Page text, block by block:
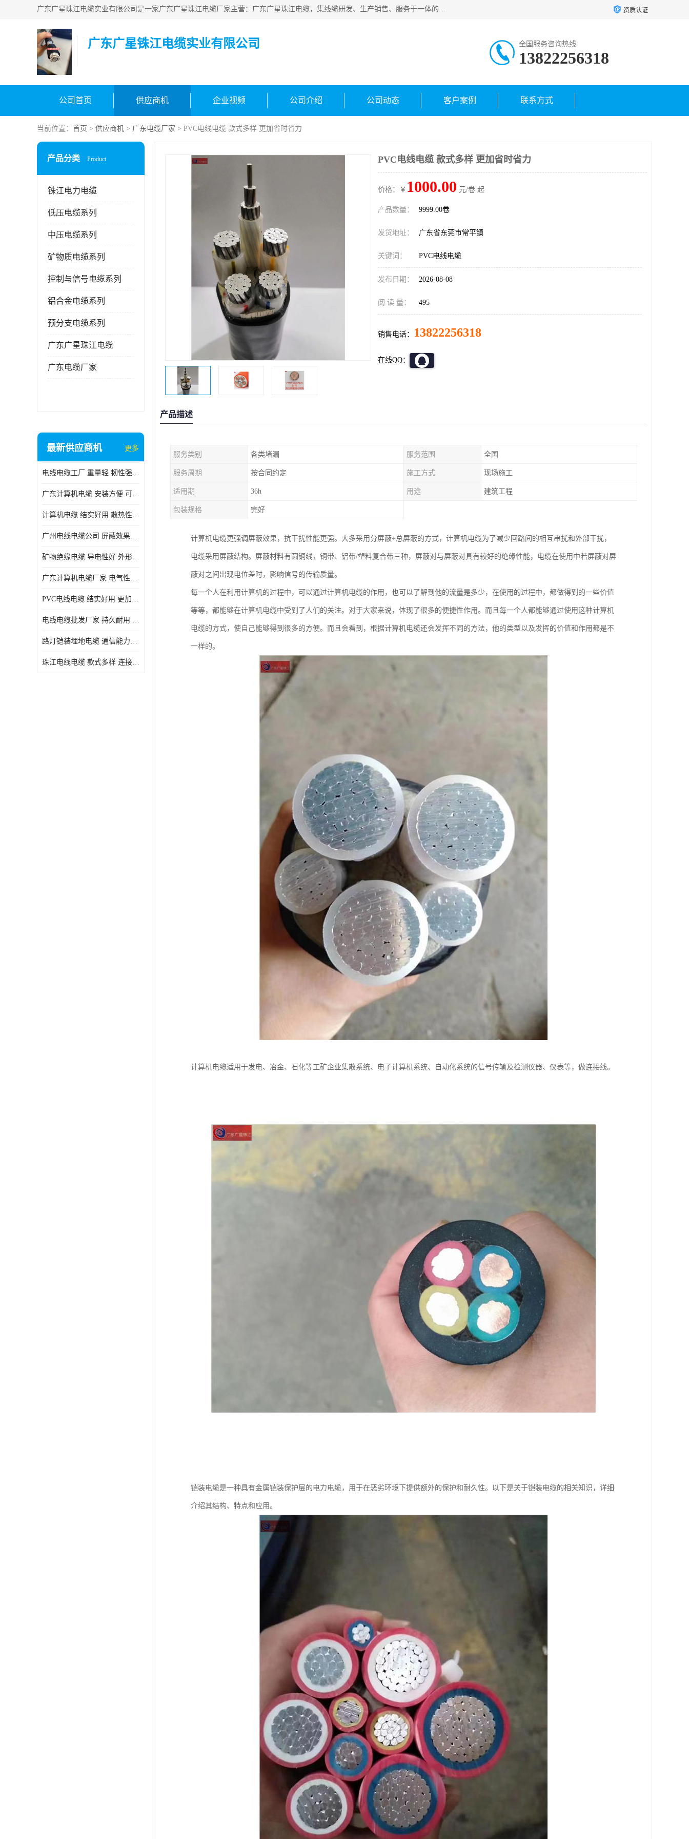
广东广星珠江电缆实业有限公司是一家广东广星珠江电缆厂家主营：广东广星珠江电缆，集线缆研发、生产销售、服务于一体的生产企业。公司自创立以来，确立了“广星珠江电缆，您的一站式采购”的战略发展口号，明确了将广星珠江打造成“线缆产品种类覆盖较广较全、质量较优、服务较好的大型综合性*化生产企业”的发展目标。 资质认证
广东广星铢江电缆实业有限公司 全国服务咨询热线:
13822256318
公司首页 供应商机 企业视频 公司介绍 公司动态 客户案例 联系方式
当前位置： 首页 > 供应商机 > 广东电缆厂家 > PVC电线电缆 款式多样 更加省时省力
产品分类 Product
铢江电力电缆
低压电缆系列
中压电缆系列
矿物质电缆系列
控制与信号电缆系列
铝合金电缆系列
预分支电缆系列
广东广星珠江电缆
广东电缆厂家
最新供应商机 更多
电线电缆工厂 重量轻 韧性强 体积小 连接简单
广东计算机电缆 安装方便 可随意弯曲折叠
计算机电缆 结实好用 散热性良好
广州电线电缆公司 屏蔽效果良好 拆卸安装方便
矿物绝缘电缆 导电性好 外形美观大方
广东计算机电缆厂家 电气性能稳定 外形美观大方
PVC电线电缆 结实好用 更加省时省力
电线电缆批发厂家 持久耐用 铜芯含量高
路灯铠装埋地电缆 通信能力强 受外界干扰小
珠江电线电缆 款式多样 连接可靠安全
PVC电线电缆 款式多样 更加省时省力
价格：￥ 1000.00 元/卷 起
产品数量： 9999.00卷
发货地址： 广东省东莞市常平镇
关键词： PVC电线电缆
发布日期： 2026-08-08
阅 读 量： 495
销售电话： 13822256318
在线QQ：
产品描述
服务类别 各类堵漏 服务范围 全国
服务周期 按合同约定 施工方式 现场施工
适用期 36h 用途 建筑工程
包装规格 完好
计算机电缆更强调屏蔽效果，抗干扰性能更强。大多采用分屏蔽+总屏蔽的方式，计算机电缆为了减少回路间的相互串扰和外部干扰，
电缆采用屏蔽结构。屏蔽材料有圆铜线，铜带、铝带/塑料复合带三种，屏蔽对与屏蔽对具有较好的绝缘性能，电缆在使用中若屏蔽对屏
蔽对之间出现电位差时，影响信号的传输质量。
每一个人在利用计算机的过程中，可以通过计算机电缆的作用，也可以了解到他的流量是多少，在使用的过程中，都做得到的一些价值
等等，都能够在计算机电缆中受到了人们的关注。对于大家来说，体现了很多的便捷性作用。而且每一个人都能够通过使用这种计算机
电缆的方式，使自己能够得到很多的方便。而且会看到，根据计算机电缆还会发挥不同的方法，他的类型以及发挥的价值和作用都是不
一样的。
计算机电缆适用于发电、冶金、石化等工矿企业集散系统、电子计算机系统、自动化系统的信号传输及检测仪器、仪表等，做连接线。
铠装电缆是一种具有金属铠装保护层的电力电缆，用于在恶劣环境下提供额外的保护和耐久性。以下是关于铠装电缆的相关知识，详细
介绍其结构、特点和应用。